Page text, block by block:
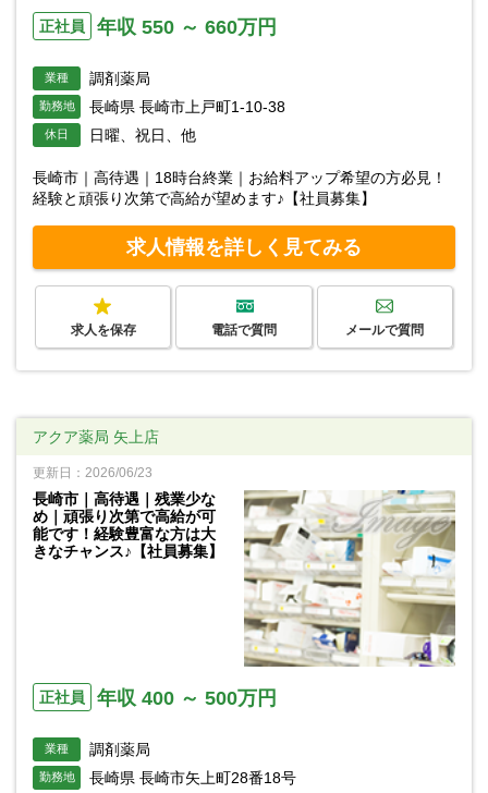
正社員 年収 550 ～ 660万円
業種 調剤薬局
勤務地 長崎県 長崎市上戸町1-10-38
休日 日曜、祝日、他
長崎市｜高待遇｜18時台終業｜お給料アップ希望の方必見！
経験と頑張り次第で高給が望めます♪【社員募集】
求人情報を詳しく見てみる
求人を保存 電話で質問 メールで質問
アクア薬局 矢上店
更新日：2026/06/23
長崎市｜高待遇｜残業少な
め｜頑張り次第で高給が可
能です！経験豊富な方は大
きなチャンス♪【社員募集】
正社員 年収 400 ～ 500万円
業種 調剤薬局
勤務地 長崎県 長崎市矢上町28番18号